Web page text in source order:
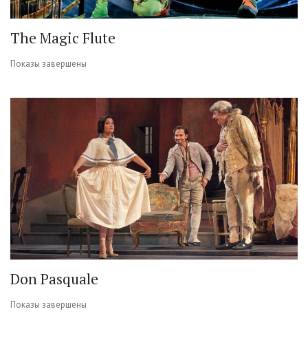
The Magic Flute
Показы завершены
Don Pasquale
Показы завершены